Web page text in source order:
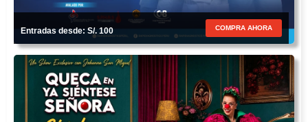
Entradas desde: S/. 100 COMPRA AHORA